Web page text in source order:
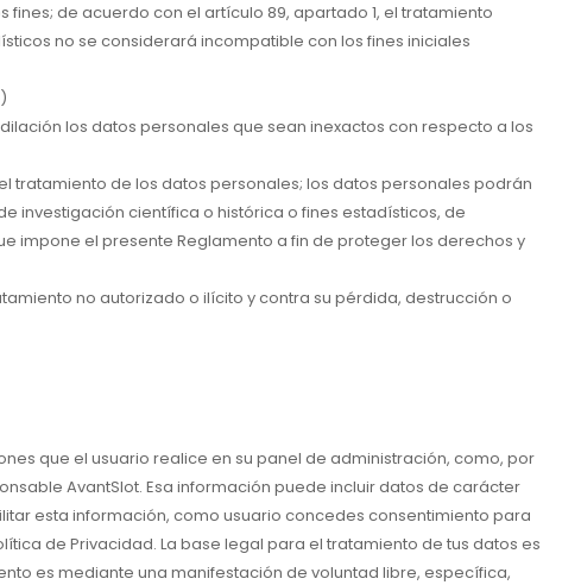
de acuerdo con el artículo 89, apartado 1, el tratamiento
no se considerará incompatible con los fines iniciales
los datos personales que sean inexactos con respecto a los
tratamiento de los datos personales; los datos personales podrán
investigación científica o histórica o fines estadísticos, de
impone el presente Reglamento a fin de proteger los derechos y
no autorizado o ilícito y contra su pérdida, destrucción o
que el usuario realice en su panel de administración, como, por
AvantSlot. Esa información puede incluir datos de carácter
esta información, como usuario concedes consentimiento para
de Privacidad. La base legal para el tratamiento de tus datos es
es mediante una manifestación de voluntad libre, específica,